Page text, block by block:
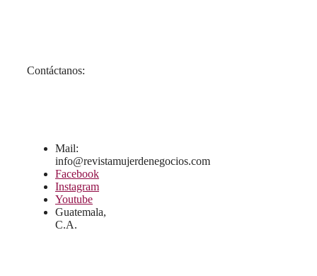
Contáctanos:
Mail:
info@revistamujerdenegocios.com
Facebook
Instagram
Youtube
Guatemala,
C.A.